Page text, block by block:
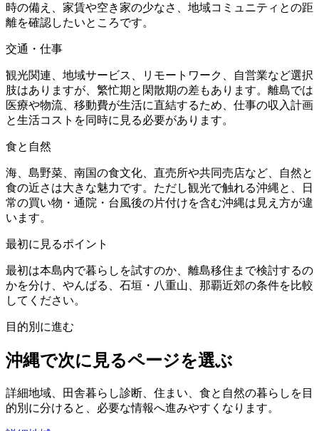
時の備え、家賃や空き家の少なさ、地域コミュニティとの距
離を確認したいところです。
交通・仕事
観光関連、地域サービス、リモートワーク、自営業など選択
肢はありますが、繁忙期と閑散期の差もあります。離島では
医療や物流、移動費が生活に直結するため、仕事の収入計画
と生活コストを同時に見る必要があります。
食と自然
海、島野菜、南国の食文化、直売所や共同売店など、自然と
食の近さは大きな魅力です。ただし観光で触れる沖縄と、日
常の買い物・通院・台風後の片付けを含む沖縄は見え方が違
います。
最初に見るポイント
最初は本島内で暮らしを試すのか、離島移住まで検討するの
かを分け、やんばる、石垣・八重山、那覇近郊の条件を比較
してください。
目的別に進む
沖縄で次に見るページを選ぶ
詳細地域、田舎暮らし診断、住まい、食と自然の暮らしを目
的別に分けると、必要な情報へ進みやすくなります。